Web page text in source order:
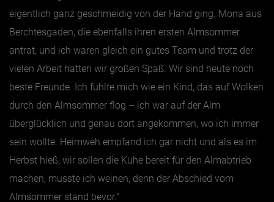
eigentlich ganz geschmeidig von der Hand ging. Mona aus
Berchtesgaden, die ebenfalls ihren ersten Almsommer
antrat, und ich waren gleich ein gutes Team und trotz der
vielen Arbeit hatten wir großen Spaß. Wir sind heute noch
beste Freunde. Ich fühlte mich wie ein Kind, das auf Wolken
durch den Almsommer flog – ich war auf der Alm
überglücklich und genau dort angekommen, wo ich immer
sein wollte. Heimweh empfand ich gar nicht und als es im
Herbst hieß, wir sollen die Kühe bereit für den Almabtrieb
machen, musste ich weinen, denn der Abschied vom
Almsommer stand bevor.“